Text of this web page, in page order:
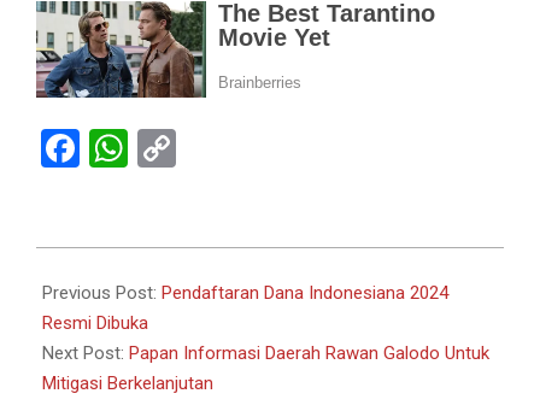
Facebook
WhatsApp
06-
12
Previous Post: Pendaftaran Dana Indonesiana 2024
Resmi Dibuka
Next Post: Papan Informasi Daerah Rawan Galodo Untuk
Mitigasi Berkelanjutan